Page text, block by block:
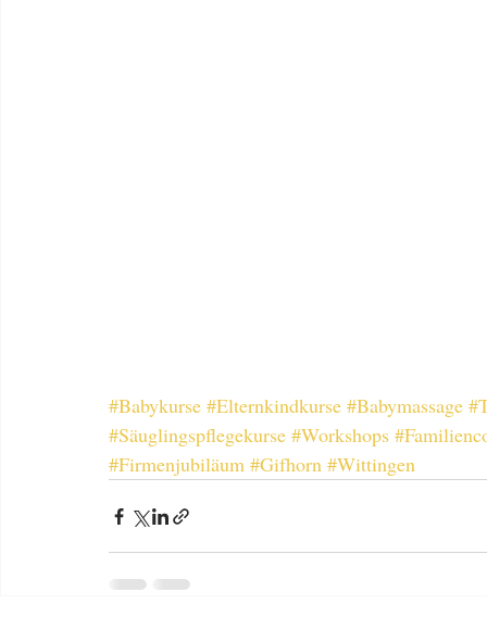
#Babykurse #Elternkindkurse #Babymassage
#Säuglingspflegekurse #Workshops
#Firmenjubiläum #Gifhorn #Wittingen